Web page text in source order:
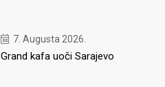
7. Augusta 2026.
Grand kafa uoči Sarajevo